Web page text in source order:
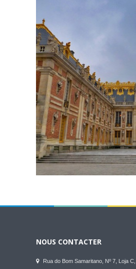
NOUS CONTACTER
Rua do Bom Samaritano, Nº 7, Loja